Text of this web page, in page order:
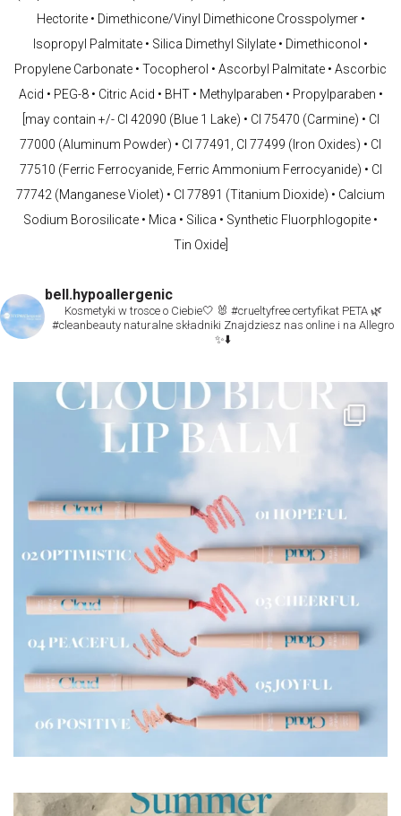
Hectorite • Dimethicone/Vinyl Dimethicone Crosspolymer •
Isopropyl Palmitate • Silica Dimethyl Silylate • Dimethiconol •
Propylene Carbonate • Tocopherol • Ascorbyl Palmitate • Ascorbic
Acid • PEG-8 • Citric Acid • BHT • Methylparaben • Propylparaben •
[may contain +/- CI 42090 (Blue 1 Lake) • CI 75470 (Carmine) • CI
77000 (Aluminum Powder) • CI 77491, CI 77499 (Iron Oxides) • CI
77510 (Ferric Ferrocyanide, Ferric Ammonium Ferrocyanide) • CI
77742 (Manganese Violet) • CI 77891 (Titanium Dioxide) • Calcium
Sodium Borosilicate • Mica • Silica • Synthetic Fluorphlogopite •
Tin Oxide]
bell.hypoallergenic
Kosmetyki w trosce o Ciebie🤍 🐰 #crueltyfree certyfikat PETA🌿
#cleanbeauty naturalne składniki Znajdziesz nas online i na Allegro
✨⬇️